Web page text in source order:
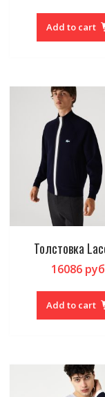
Add to cart
Толстовка
16086
Add to cart